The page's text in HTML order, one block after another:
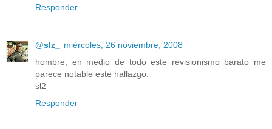
Responder
@slz_
miércoles, 26 noviembre, 2008
hombre, en medio de todo este revisionismo barato me
parece notable este hallazgo.
sl2
Responder